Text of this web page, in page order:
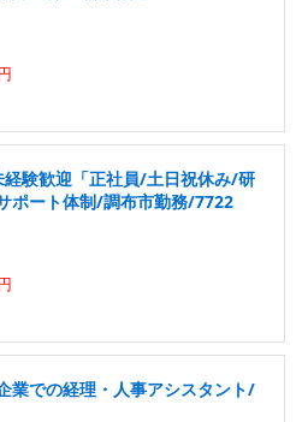
験歓迎「正社員/土日祝休み/研
ポート体制/調布市勤務/7722
業での経理・人事アシスタント/